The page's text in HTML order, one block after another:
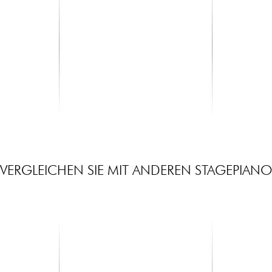
VERGLEICHEN SIE MIT ANDEREN STAGEPIANO